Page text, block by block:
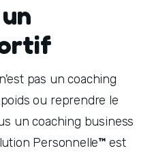
n'est pas un coaching
ou reprendre le
un coaching business
Personnelle™ est